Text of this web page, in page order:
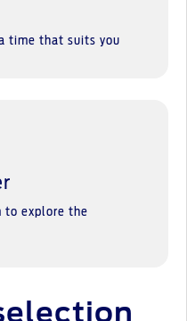
time that suits you
to explore the